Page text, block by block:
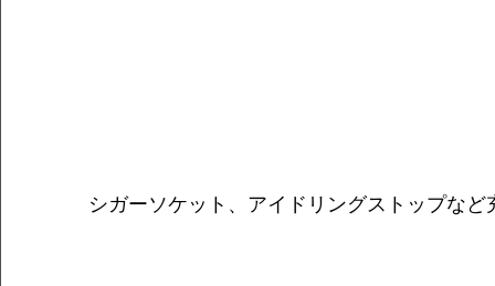
シガーソケット、アイドリングストップなど